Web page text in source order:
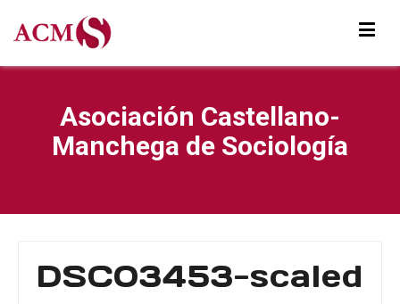
Asociación Castellano-
Manchega de Sociología
DSC03453-scaled